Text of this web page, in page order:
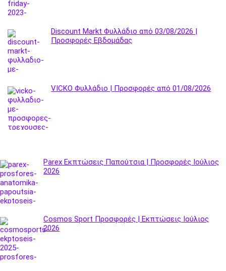
Discount Markt Φυλλάδιο από 03/08/2026 |
Προσφορές Εβδομάδας
VICKO Φυλλάδιο | Προσφορές από 01/08/2026
Parex Εκπτώσεις Παπούτσια | Προσφορές Ιούλιος
2026
Cosmos Sport Προσφορές | Εκπτώσεις Ιούλιος
2026